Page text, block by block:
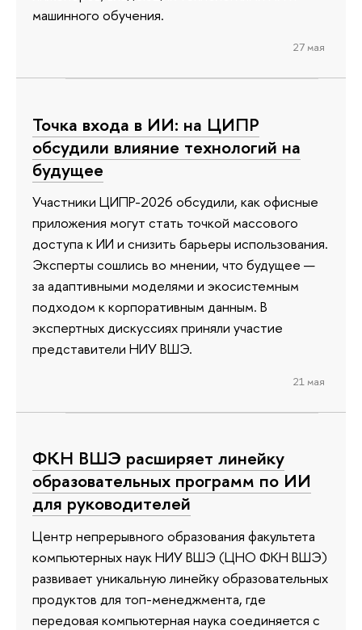
машинного обучения.
27 мая
Точка входа в ИИ: на ЦИПР
обсудили влияние технологий на
будущее
Участники ЦИПР-2026 обсудили, как офисные
приложения могут стать точкой массового
доступа к ИИ и снизить барьеры использования.
Эксперты сошлись во мнении, что будущее —
за адаптивными моделями и экосистемным
подходом к корпоративным данным. В
экспертных дискуссиях приняли участие
представители НИУ ВШЭ.
21 мая
ФКН ВШЭ расширяет линейку
образовательных программ по ИИ
для руководителей
Центр непрерывного образования факультета
компьютерных наук НИУ ВШЭ (ЦНО ФКН ВШЭ)
развивает уникальную линейку образовательных
продуктов для топ-менеджмента, где
передовая компьютерная наука соединяется с